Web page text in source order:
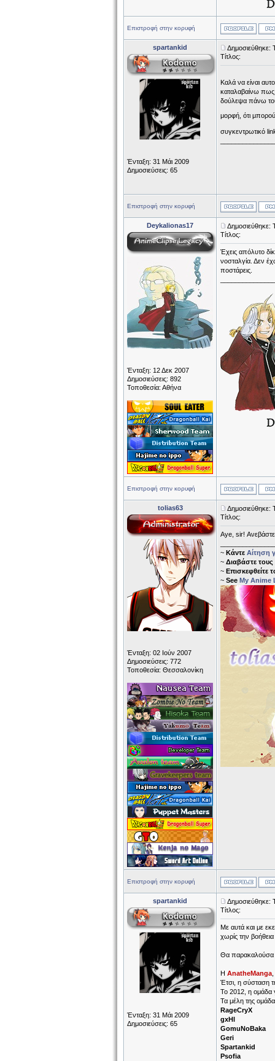
Επιστροφή στην κορυφή
spartankid
Ένταξη: 31 Μάι 2009
Δημοσιεύσεις: 65
Δημοσιεύθηκε:
Τίτλος:
Καλά να είναι
καταλαβαίνω πως
δούλεψα πάνω
μορφή, ότι
συγκεντρωτικό
Επιστροφή στην κορυφή
Deykalionas17
Ένταξη: 12 Δεκ 2007
Δημοσιεύσεις: 892
Τοποθεσία: Αθήνα
Δημοσιεύθηκε:
Τίτλος:
Έχεις απόλυτο
νοσταλγία. Δεν
ποστάρεις.
Επιστροφή στην κορυφή
tolias63
Ένταξη: 02 Ιούν 2007
Δημοσιεύσεις: 772
Τοποθεσία: Θεσσαλονίκη
Δημοσιεύθηκε:
Τίτλος:
Aye, sir!
~ Κάντε Αίτηση
~ Διαβάστε τους
~ Επισκεφθείτε
~ See My Anime
Επιστροφή στην κορυφή
spartankid
Ένταξη: 31 Μάι 2009
Δημοσιεύσεις: 65
Δημοσιεύθηκε:
Τίτλος:
Με αυτά και με
χωρίς την
Θα παρακαλούσα
H AnatheManga
Έτσι, η σύσταση
Το 2012, η ομάδα
Τα μέλη της
RageCryX
gxHl
GomuNoBaka
Geri
Spartankid
Psofia